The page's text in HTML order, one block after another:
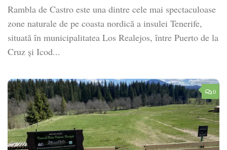
Rambla de Castro este una dintre cele mai spectaculoase
zone naturale de pe coasta nordică a insulei Tenerife,
situată în municipalitatea Los Realejos, între Puerto de la
Cruz și Icod...
0